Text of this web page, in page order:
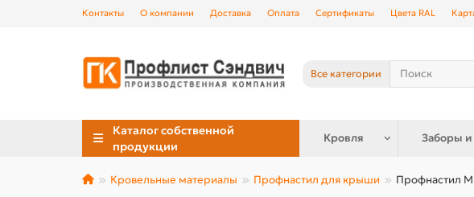
Контакты О компании Доставка Оплата Сертификаты Цвета RAL
Все категории
Каталог собственной
продукции
Кровля Заборы и
Кровельные материалы Профнастил для крыши Профнастил